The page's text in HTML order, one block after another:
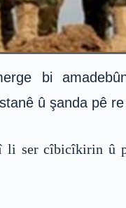
bi
û şanda pê re
li ser cîbicîkirin û